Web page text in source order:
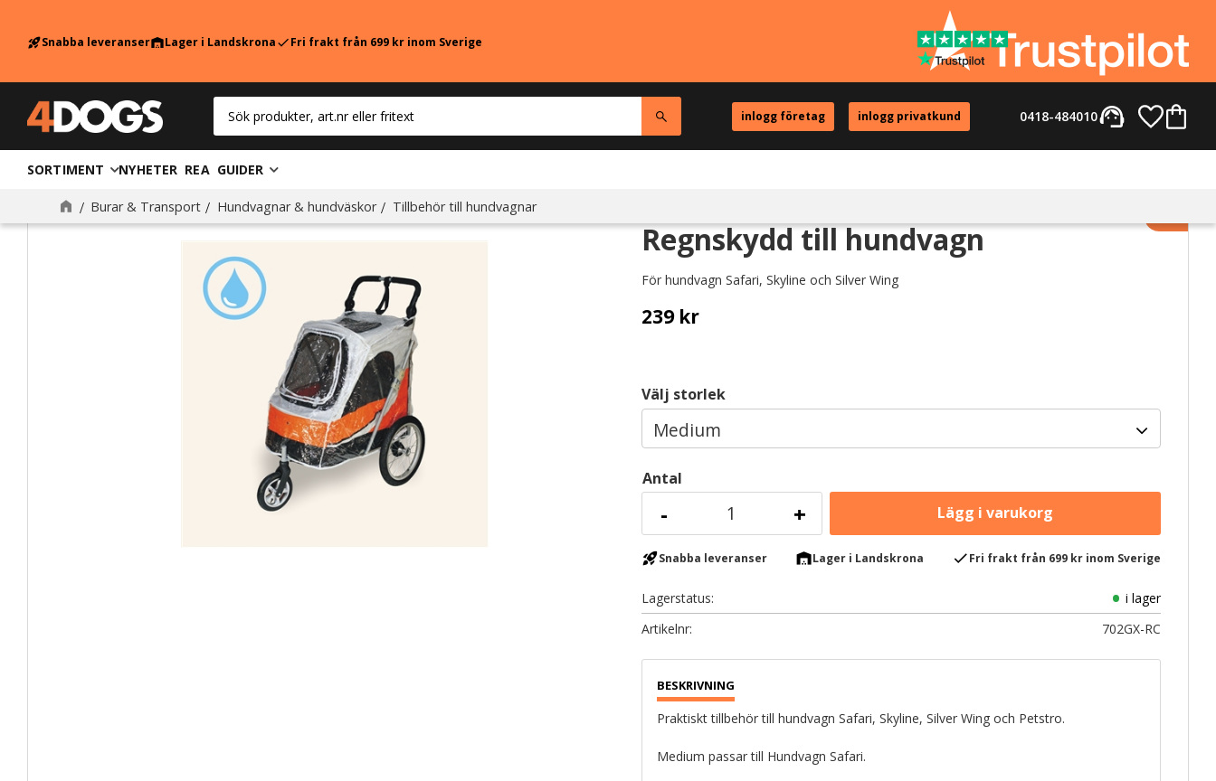
rocket_launchSnabba leveranserwarehouseLager i LandskronacheckFri frakt från 699 kr inom Sverige
inlogg företag inlogg privatkund support_agent
0418-484010
SORTIMENT NYHETER REA GUIDER
Burar & Transport Hundvagnar & hundväskor Tillbehör till hundvagnar
Regnskydd till hundvagn
För hundvagn Safari, Skyline och Silver Wing
239kr
Välj storlek
Antal
+
-
Lägg
rocket_launchSnabba leveranser warehouseLager i Landskrona checkFri frakt från 699 kr inom Sverige
Lagerstatus
i lager
Artikelnr
702GX-RC
Praktiskt tillbehör till hundvagn Safari, Skyline, Silver Wing och Petstro.
Medium passar till Hundvagn Safari.